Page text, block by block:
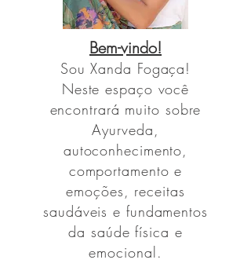
Bem-vindo!
Sou Xanda Fogaça!
Neste espaço você
encontrará muito sobre
Ayurveda,
autoconhecimento,
comportamento e
emoções, receitas
saudáveis e fundamentos
da saúde física e
emocional.